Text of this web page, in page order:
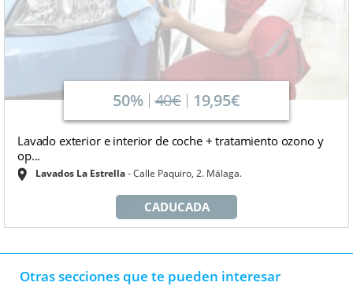
50% 40€ 19,95€
Lavado exterior e interior de coche + tratamiento ozono y
op...
Lavados La Estrella Calle Paquiro, 2. Málaga.
CADUCADA
Otras secciones que te pueden interesar